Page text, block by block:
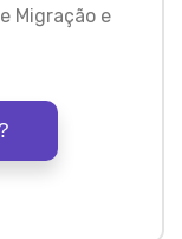
Migração e